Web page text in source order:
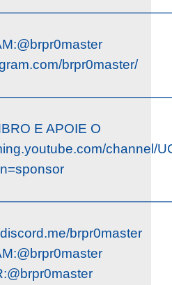
brpr0master/
E APOIE O
channel/
brpr0master